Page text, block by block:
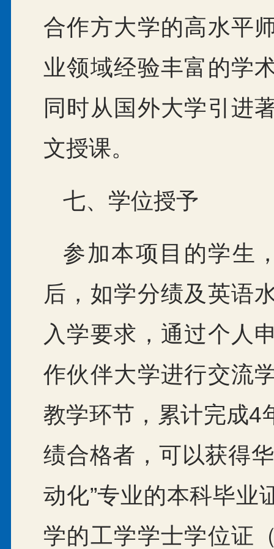
合作方大学的高水平
业领域经验丰富的学
同时从国外大学引进
文授课。
七、学位授予
参加本项目的学生
后，如学分绩及英语
入学要求，通过个人
作伙伴大学进行交流
教学环节，累计完成4
绩合格者，可以获得
动化”专业的本科毕业
学的工学学士学位证